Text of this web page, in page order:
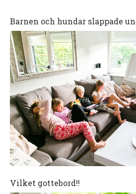
Barnen och hundar slappade
Vilket gottebord!!